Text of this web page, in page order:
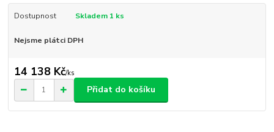
Dostupnost Skladem 1 ks
Nejsme plátci DPH
14 138 Kč/ks
Přidat do košíku